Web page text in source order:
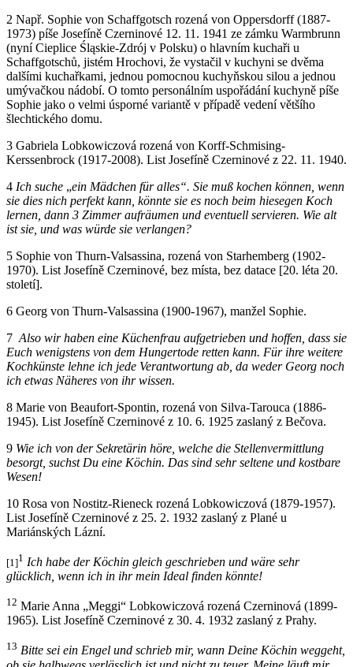
2 Např. Sophie von Schaffgotsch rozená von Oppersdorff (1887-
1973) píše Josefíně Czerninové 12. 11. 1941 ze zámku Warmbrunn
(nyní Cieplice Śląskie-Zdrój v Polsku) o hlavním kuchaři u
Schaffgotschů, jistém Hrochovi, že vystačil v kuchyni se dvěma
dalšími kuchařkami, jednou pomocnou kuchyňskou silou a jednou
umývačkou nádobí. O tomto personálním uspořádání kuchyně píše
Sophie jako o velmi úsporné variantě v případě vedení většího
šlechtického domu.
3 Gabriela Lobkowiczová rozená von Korff-Schmising-
Kerssenbrock (1917-2008). List Josefíně Czerninové z 22. 11. 1940.
4 Ich suche „ein Mädchen für alles“. Sie muß kochen können, wenn
sie dies nich perfekt kann, könnte sie es noch beim hiesegen Koch
lernen, dann 3 Zimmer aufräumen und eventuell servieren. Wie alt
ist sie, und was würde sie verlangen?
5 Sophie von Thurn-Valsassina, rozená von Starhemberg (1902-
1970). List Josefíně Czerninové, bez místa, bez datace [20. léta 20.
století].
6 Georg von Thurn-Valsassina (1900-1967), manžel Sophie.
7 Also wir haben eine Küchenfrau aufgetrieben und hoffen, dass sie
Euch wenigstens von dem Hungertode retten kann. Für ihre weitere
Kochkünste lehne ich jede Verantwortung ab, da weder Georg noch
ich etwas Näheres von ihr wissen.
8 Marie von Beaufort-Spontin, rozená von Silva-Tarouca (1886-
1945). List Josefíně Czerninové z 10. 6. 1925 zaslaný z Bečova.
9 Wie ich von der Sekretärin höre, welche die Stellenvermittlung
besorgt, suchst Du eine Köchin. Das sind sehr seltene und kostbare
Wesen!
10 Rosa von Nostitz-Rieneck rozená Lobkowiczová (1879-1957).
List Josefíně Czerninové z 25. 2. 1932 zaslaný z Plané u
Mariánských Lázní.
[1]1 Ich habe der Köchin gleich geschrieben und wäre sehr
glücklich, wenn ich in ihr mein Ideal finden könnte!
12 Marie Anna „Meggi“ Lobkowiczová rozená Czerninová (1899-
1965). List Josefíně Czerninové z 30. 4. 1932 zaslaný z Prahy.
13 Bitte sei ein Engel und schrieb mir, wann Deine Köchin weggeht,